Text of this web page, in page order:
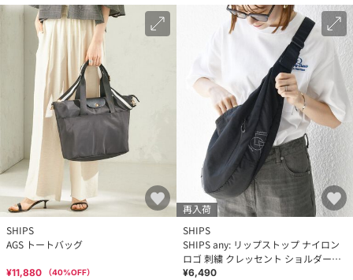
SHIPS
AGS トートバッグ
¥11,880 （40%OFF）
再入荷
SHIPS
SHIPS any: リップストップ ナイロン
ロゴ 刺繍 クレッセント ショルダーバ
ッグ◇
¥6,490